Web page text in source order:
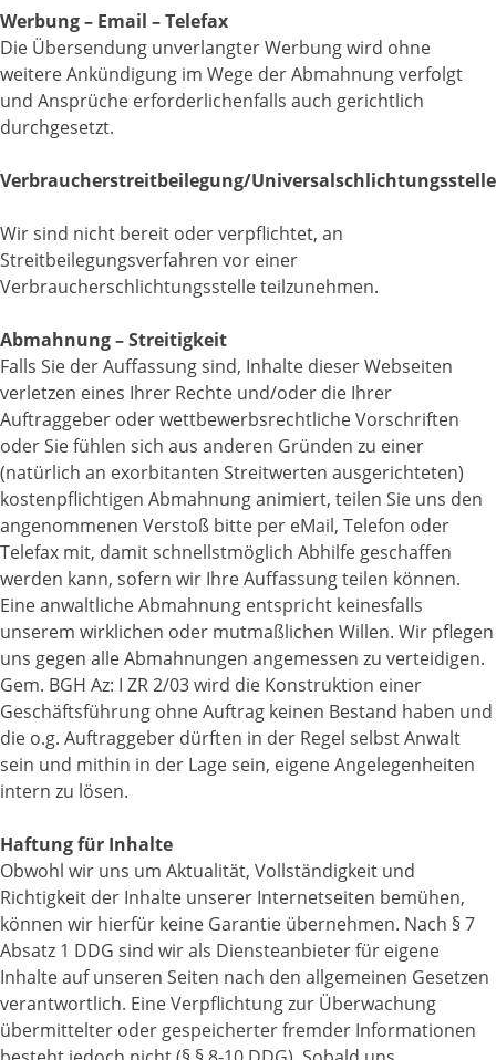
Werbung – Email – Telefax
Die Übersendung unverlangter Werbung wird ohne
weitere Ankündigung im Wege der Abmahnung verfolgt
und Ansprüche erforderlichenfalls auch gerichtlich
durchgesetzt.
Verbraucher­streit­beilegung/Universal­schlichtungs­stelle
Wir sind nicht bereit oder verpflichtet, an
Streitbeilegungsverfahren vor einer
Verbraucherschlichtungsstelle teilzunehmen.
Abmahnung – Streitigkeit
Falls Sie der Auffassung sind, Inhalte dieser Webseiten
verletzen eines Ihrer Rechte und/oder die Ihrer
Auftraggeber oder wettbewerbsrechtliche Vorschriften
oder Sie fühlen sich aus anderen Gründen zu einer
(natürlich an exorbitanten Streitwerten ausgerichteten)
kostenpflichtigen Abmahnung animiert, teilen Sie uns den
angenommenen Verstoß bitte per eMail, Telefon oder
Telefax mit, damit schnellstmöglich Abhilfe geschaffen
werden kann, sofern wir Ihre Auffassung teilen können.
Eine anwaltliche Abmahnung entspricht keinesfalls
unserem wirklichen oder mutmaßlichen Willen. Wir pflegen
uns gegen alle Abmahnungen angemessen zu verteidigen.
Gem. BGH Az: I ZR 2/03 wird die Konstruktion einer
Geschäftsführung ohne Auftrag keinen Bestand haben und
die o.g. Auftraggeber dürften in der Regel selbst Anwalt
sein und mithin in der Lage sein, eigene Angelegenheiten
intern zu lösen.
Haftung für Inhalte
Obwohl wir uns um Aktualität, Vollständigkeit und
Richtigkeit der Inhalte unserer Internetseiten bemühen,
können wir hierfür keine Garantie übernehmen. Nach § 7
Absatz 1 DDG sind wir als Diensteanbieter für eigene
Inhalte auf unseren Seiten nach den allgemeinen Gesetzen
verantwortlich. Eine Verpflichtung zur Überwachung
übermittelter oder gespeicherter fremder Informationen